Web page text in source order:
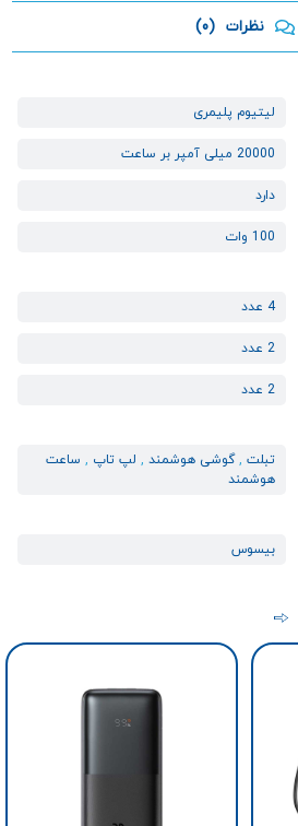
نظرات (0)
لیتیوم پلیمری
20000 میلی آمپر بر ساعت
دارد
100 وات
4 عدد
2 عدد
2 عدد
تبلت ,گوشی هوشمند , لپ تاپ , ساعت
هوشمند
بیسوس